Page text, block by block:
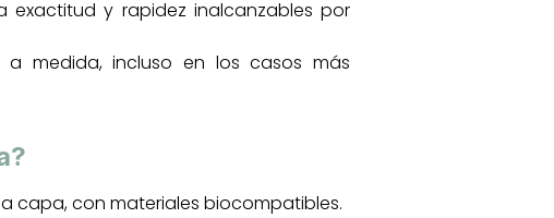
exactitud y rapidez inalcanzables por
a medida, incluso en los casos más
capa, con materiales biocompatibles.